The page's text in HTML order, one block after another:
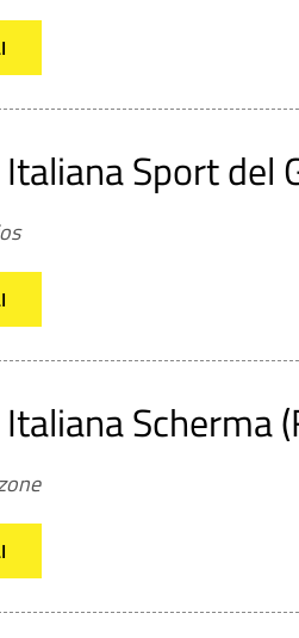
Sport del
Scherma